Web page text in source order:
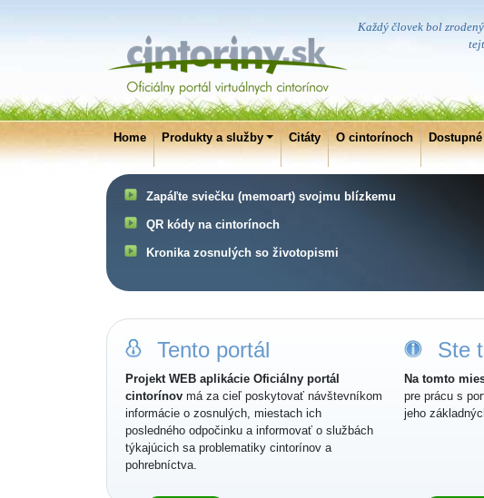
Každý človek bol
Home Produkty a služby Citáty O cintorínoch
Zapáľte sviečku (memoart) svojmu blízkemu
QR kódy na cintorínoch
Kronika zosnulých so životopismi
Tento portál
Projekt WEB aplikácie Oficiálny portál
cintorínov má za cieľ poskytovať návštevníkom
informácie o zosnulých, miestach ich
posledného odpočinku a informovať o službách
týkajúcich sa problematiky cintorínov a
pohrebníctva.
Ste
Na tomto
pre prácu s
jeho